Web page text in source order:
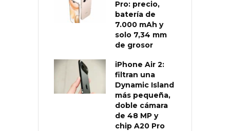
Pro: precio,
batería de
7.000 mAh y
solo 7,34 mm
de grosor
iPhone Air 2:
filtran una
Dynamic Island
más pequeña,
doble cámara
de 48 MP y
chip A20 Pro